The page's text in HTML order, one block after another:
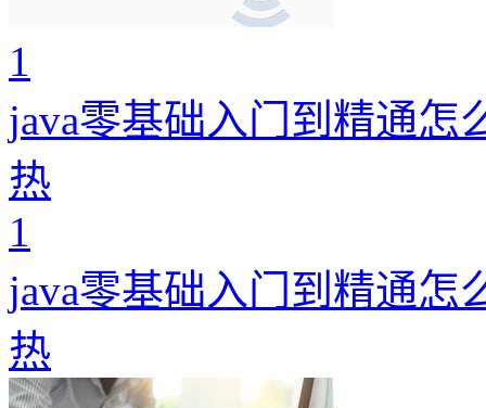
1
java零基础入门到精通怎
热
1
java零基础入门到精通怎
热